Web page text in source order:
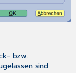
bzw.
sind.